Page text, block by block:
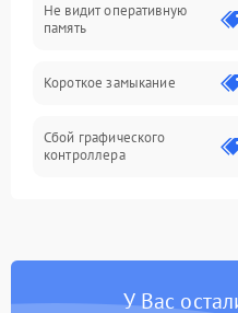
ПО/Микропрограмма
Не видит оперативную
память
Короткое замыкание
Сбой графического
контроллера
У Вас